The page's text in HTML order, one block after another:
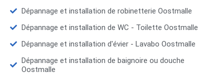
Dépannage et installation de robinetterie Oostmalle
Dépannage et installation de WC - Toilette Oostmalle
Dépannage et installation d'évier - Lavabo Oostmalle
Dépannage et installation de baignoire ou douche
Oostmalle